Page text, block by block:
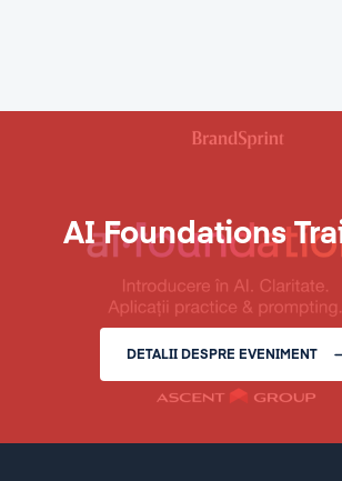
AI Foundations
DETALII DESPRE EVENIMENT